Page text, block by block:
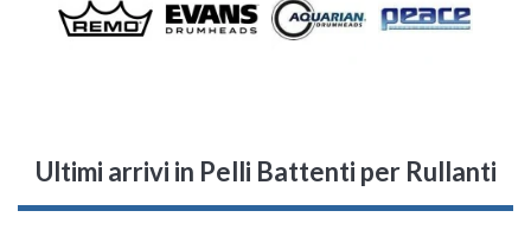
Ultimi arrivi in Pelli Battenti per Rullanti